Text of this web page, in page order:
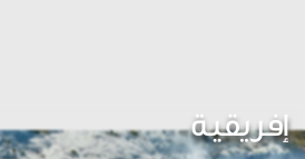
إفريقية